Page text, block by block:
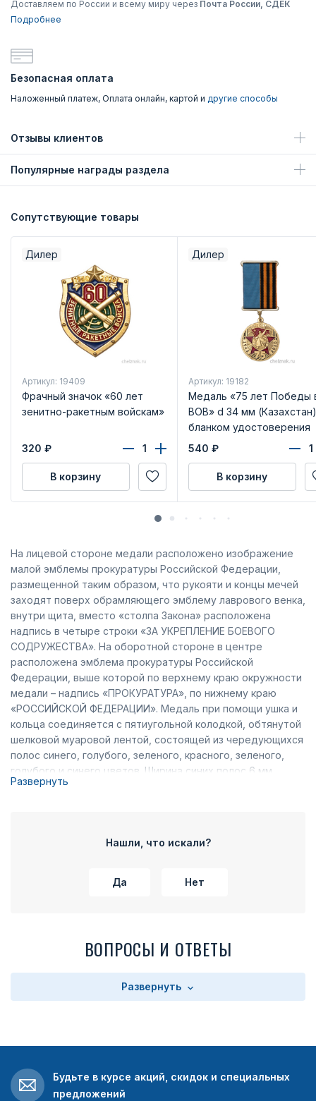
Доставляем по России и всему миру через Почта России, СДЕК
Подробнее
Безопасная оплата
Наложенный платеж, Оплата онлайн, картой и другие способы
Отзывы клиентов
Популярные награды раздела
Сопутствующие товары
Дилер
Артикул: 19409
Фрачный значок «60 лет
зенитно-ракетным войскам»
320 ₽
В корзину
Дилер
Артикул: 19182
Медаль «75 лет Победы
ВОВ» d 34 мм
бланком удостоверения
540 ₽
В корзину
На лицевой стороне медали расположено изображение
малой эмблемы прокуратуры Российской Федерации,
размещенной таким образом, что рукояти и концы мечей
заходят поверх обрамляющего эмблему лаврового венка,
внутри щита, вместо «столпа Закона» расположена
надпись в четыре строки «ЗА УКРЕПЛЕНИЕ БОЕВОГО
СОДРУЖЕСТВА». На оборотной стороне в центре
расположена эмблема прокуратуры Российской
Федерации, выше которой по верхнему краю окружности
медали – надпись «ПРОКУРАТУРА», по нижнему краю
«РОССИЙСКОЙ ФЕДЕРАЦИИ». Медаль при помощи ушка и
кольца соединяется с пятиугольной колодкой, обтянутой
шелковой муаровой лентой, состоящей из чередующихся
полос синего, голубого, зеленого, красного, зеленого,
голубого и синего цветов. Ширина синих полос 6 мм,
голубых и зеленых – по 2,0 мм, красной – 4,0 мм.
Развернуть
Нашли, что искали?
Да Нет
ВОПРОСЫ И ОТВЕТЫ
Развернуть
Будьте в курсе акций, скидок и специальных
предложений